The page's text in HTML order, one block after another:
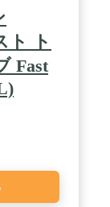
用するこ
なく、濡
※ある程
や雪かき
手の平と
るのでグ
ありませ
、スポー
ます。零
ト ト
Fast